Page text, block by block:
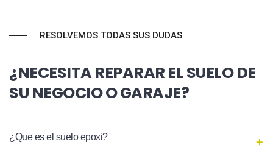
RESOLVEMOS TODAS SUS DUDAS
¿NECESITA REPARAR EL SUELO DE
SU NEGOCIO O GARAJE?
¿Que es el suelo epoxi?